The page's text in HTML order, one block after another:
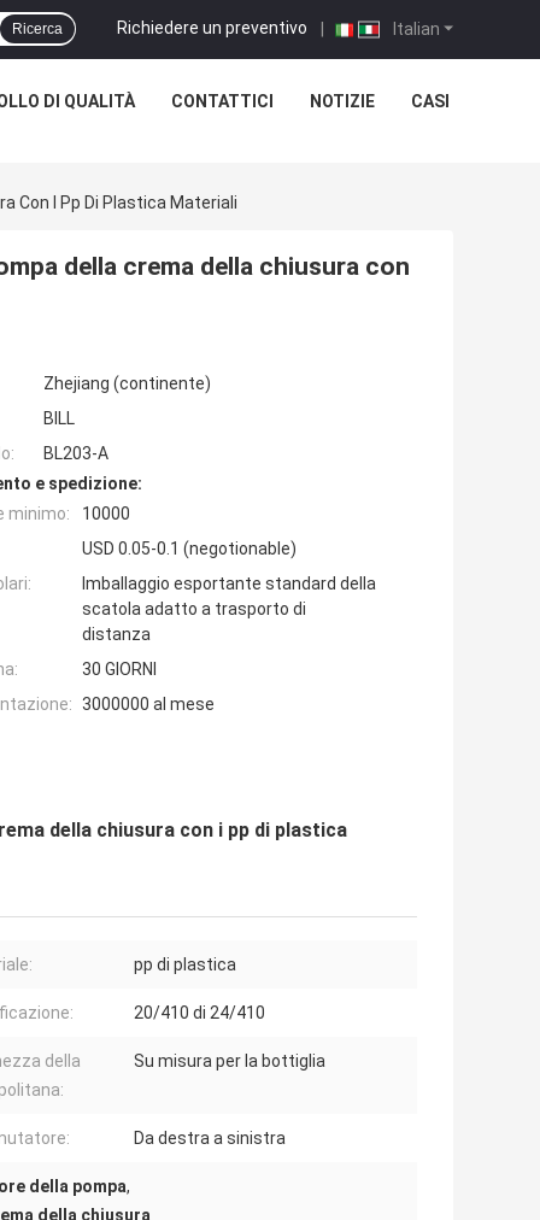
Italian
Richiedere un preventivo |
Ricerca
DI QUALITÀ CONTATTICI NOTIZIE CASI
Con I Pp Di Plastica Materiali
della crema della chiusura con
Zhejiang (continente)
BILL
BL203-A
e spedizione:
minimo:
10000
USD 0.05-0.1 (negotionable)
Imballaggio esportante standard della
scatola adatto a trasporto di
distanza
30 GIORNI
3000000 al mese
della chiusura con i pp di plastica
pp di plastica
20/410 di 24/410
della
Su misura per la bottiglia
Da destra a sinistra
della pompa,
della chiusura